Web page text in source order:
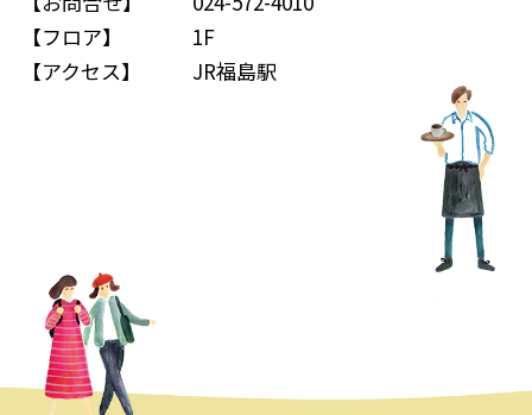
【フロア】
1F
【アクセス】
JR福島駅